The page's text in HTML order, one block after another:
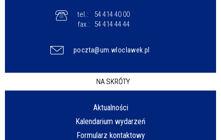
tel.:
54 414 40 00
fax.:
54 414 44 44
poczta@um.wloclawek.pl
NA SKRÓTY
Aktualności
Kalendarium wydarzeń
Formularz kontaktowy